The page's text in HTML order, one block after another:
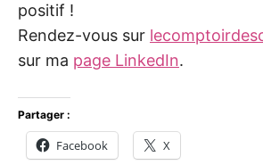
positif !
Rendez-vous sur
sur ma page LinkedIn.
Partager :
Facebook X